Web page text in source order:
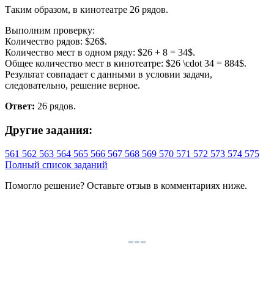
Таким образом, в кинотеатре 26 рядов.
Выполним проверку:
Количество рядов: $26$.
Количество мест в одном ряду: $26 + 8 = 34$.
Общее количество мест в кинотеатре: $26 \cdot 34 = 884$.
Результат совпадает с данными в условии задачи,
следовательно, решение верное.
Ответ: 26 рядов.
Другие задания:
561 562 563 564 565 566 567 568 569 570 571 572 573 574 575
Полный список заданий
Помогло решение? Оставьте отзыв в комментариях ниже.